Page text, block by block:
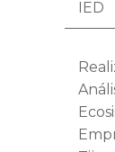
IED